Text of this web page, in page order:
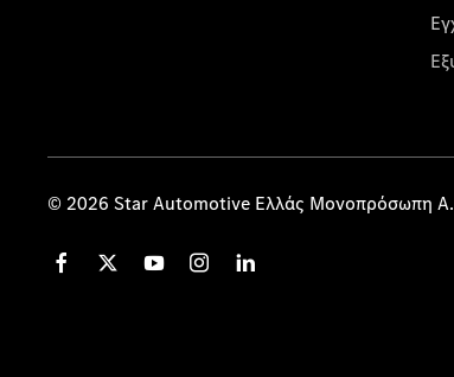
© 2026 Star Automotive Ελλάς Μονοπρόσωπη